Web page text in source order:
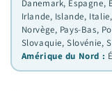
Danemark, Espagne,
Irlande, Islande,
Norvège, Pays-Bas,
Slovaquie, Slovénie,
Amérique du Nord :